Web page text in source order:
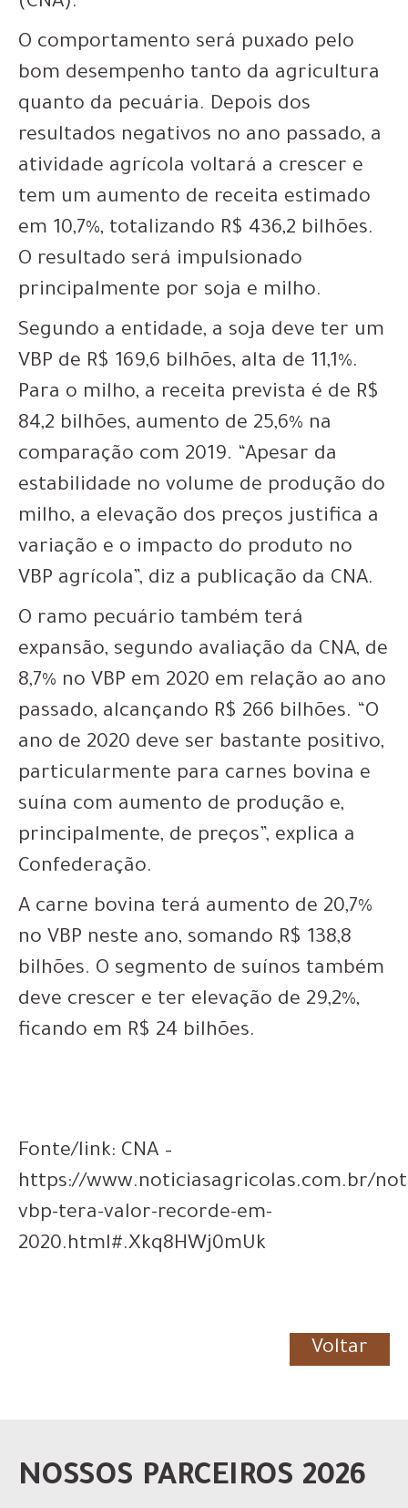
O comportamento será puxado pelo
bom desempenho tanto da agricultura
quanto da pecuária. Depois dos
resultados negativos no ano passado, a
atividade agrícola voltará a crescer e
tem um aumento de receita estimado
em 10,7%, totalizando R$ 436,2 bilhões.
O resultado será impulsionado
principalmente por soja e milho.
Segundo a entidade, a soja deve ter um
VBP de R$ 169,6 bilhões, alta de 11,1%.
Para o milho, a receita prevista é de R$
84,2 bilhões, aumento de 25,6% na
comparação com 2019. “Apesar da
estabilidade no volume de produção do
milho, a elevação dos preços justifica a
variação e o impacto do produto no
VBP agrícola”, diz a publicação da CNA.
O ramo pecuário também terá
expansão, segundo avaliação da CNA, de
8,7% no VBP em 2020 em relação ao ano
passado, alcançando R$ 266 bilhões. “O
ano de 2020 deve ser bastante positivo,
particularmente para carnes bovina e
suína com aumento de produção e,
principalmente, de preços”, explica a
Confederação.
A carne bovina terá aumento de 20,7%
no VBP neste ano, somando R$ 138,8
bilhões. O segmento de suínos também
deve crescer e ter elevação de 29,2%,
ficando em R$ 24 bilhões.
Fonte/link: CNA –
https://www.noticiasagricolas.com.br/
vbp-tera-valor-recorde-em-
2020.html#.Xkq8HWj0mUk
Voltar
NOSSOS PARCEIROS 2026